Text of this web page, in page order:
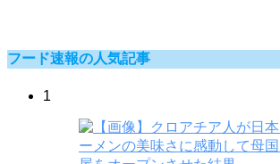
フード速報の人気記事
1